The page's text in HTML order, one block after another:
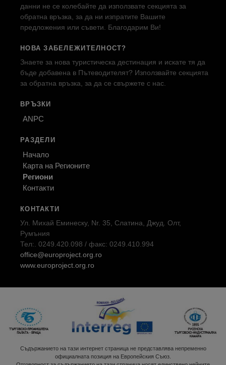
данни не се колебайте да използвате секцията за
обратна връзка, за да ни изпратите Вашите
предложения или съвети. Благодарим Ви!
НОВА ЗАБЕЛЕЖИТЕЛНОСТ?
Знаете за нова туристическа дестинация и искате тя да
бъде добавена в Пътеводителят? Използвайте секцията
за обратна връзка, за да се свържете с нас.
ВРЪЗКИ
ANPC
РАЗДЕЛИ
Начало
Карта на Регионите
Региони
Контакти
КОНТАКТИ
Ул. Михай Еминеску, Nr. 35, Слатина, Джуд. Олт,
Румъния
Тел:. 0249.420.098 / факс: 0249.410.994
office@europroject.org.ro
www.europroject.org.ro
Съдържанието на тази интернет страница не представлява непременно
официалната позиция на Европейския Съюз.